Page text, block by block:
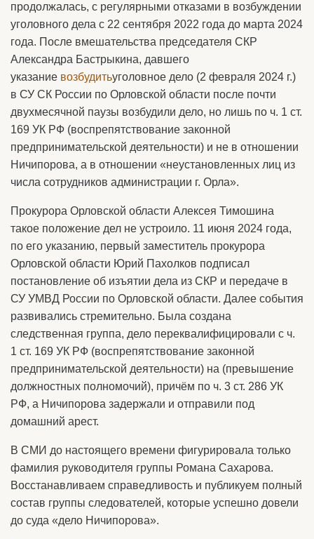
продолжалась, с регулярными отказами в возбуждении
уголовного дела с 22 сентября 2022 года до марта 2024
года. После вмешательства председателя СКР
Александра Бастрыкина, давшего
указание возбудитьуголовное дело (2 февраля 2024 г.)
в СУ СК России по Орловской области после почти
двухмесячной паузы возбудили дело, но лишь по ч. 1 ст.
169 УК РФ (воспрепятствование законной
предпринимательской деятельности) и не в отношении
Ничипорова, а в отношении «неустановленных лиц из
числа сотрудников администрации г. Орла».
Прокурора Орловской области Алексея Тимошина
такое положение дел не устроило. 11 июня 2024 года,
по его указанию, первый заместитель прокурора
Орловской области Юрий Пахолков подписал
постановление об изъятии дела из СКР и передаче в
СУ УМВД России по Орловской области. Далее события
развивались стремительно. Была создана
следственная группа, дело переквалифицировали с ч.
1 ст. 169 УК РФ (воспрепятствование законной
предпринимательской деятельности) на (превышение
должностных полномочий), причём по ч. 3 ст. 286 УК
РФ, а Ничипорова задержали и отправили под
домашний арест.
В СМИ до настоящего времени фигурировала только
фамилия руководителя группы Романа Сахарова.
Восстанавливаем справедливость и публикуем полный
состав группы следователей, которые успешно довели
до суда «дело Ничипорова».